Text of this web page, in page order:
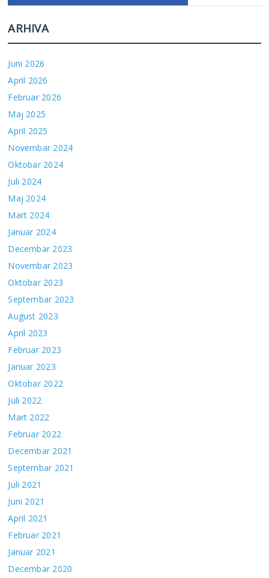
ARHIVA
Juni 2026
April 2026
Februar 2026
Maj 2025
April 2025
Novembar 2024
Oktobar 2024
Juli 2024
Maj 2024
Mart 2024
Januar 2024
Decembar 2023
Novembar 2023
Oktobar 2023
Septembar 2023
August 2023
April 2023
Februar 2023
Januar 2023
Oktobar 2022
Juli 2022
Mart 2022
Februar 2022
Decembar 2021
Septembar 2021
Juli 2021
Juni 2021
April 2021
Februar 2021
Januar 2021
Decembar 2020